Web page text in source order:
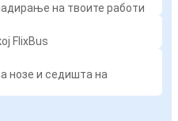
на твоите работи
FlixBus
нозе и седишта на